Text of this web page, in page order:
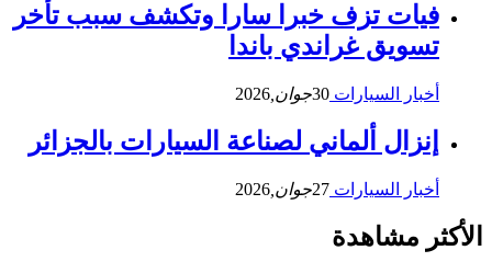
فيات تزف خبرا سارا وتكشف سبب تأخر
تسويق غراندي باندا
أخبار السيارات 30جوان, 2026
إنزال ألماني لصناعة السيارات بالجزائر
أخبار السيارات 27جوان, 2026
الأكثر مشاهدة